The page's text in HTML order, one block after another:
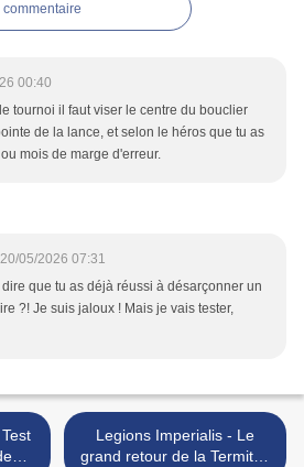
00:40
tournoi il faut viser le centre du bouclier
de la lance, et selon le héros que tu as
mois de marge d'erreur.
20/05/2026 07:31
que tu as déjà réussi à désarçonner un
?! Je suis jaloux ! Mais je vais tester,
Legions Imperialis - Le
grand retour de la Termite !